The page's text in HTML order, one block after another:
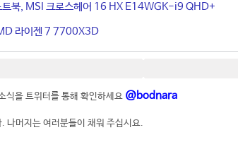
북, MSI 크로스헤어 16 HX E14WGK-i9 QHD+
라이젠 7 7700X3D
식을 트위터를 통해 확인하세요 @bodnara
나머지는 여러분들이 채워 주십시요.